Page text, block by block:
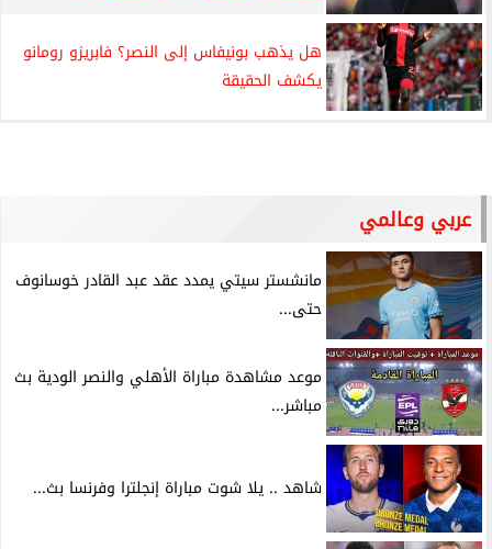
هل يذهب بونيفاس إلى النصر؟ فابريزو رومانو
يكشف الحقيقة
عربي وعالمي
مانشستر سيتي يمدد عقد عبد القادر خوسانوف
حتى...
موعد مشاهدة مباراة الأهلي والنصر الودية بث
مباشر...
شاهد .. يلا شوت مباراة إنجلترا وفرنسا بث...